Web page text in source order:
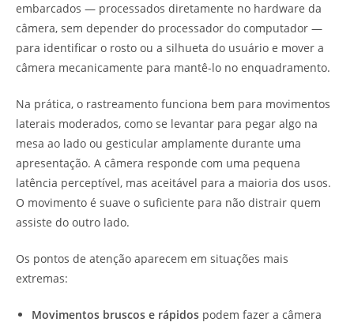
embarcados — processados diretamente no hardware da
câmera, sem depender do processador do computador —
para identificar o rosto ou a silhueta do usuário e mover a
câmera mecanicamente para mantê-lo no enquadramento.
Na prática, o rastreamento funciona bem para movimentos
laterais moderados, como se levantar para pegar algo na
mesa ao lado ou gesticular amplamente durante uma
apresentação. A câmera responde com uma pequena
latência perceptível, mas aceitável para a maioria dos usos.
O movimento é suave o suficiente para não distrair quem
assiste do outro lado.
Os pontos de atenção aparecem em situações mais
extremas:
Movimentos bruscos e rápidos podem fazer a câmera